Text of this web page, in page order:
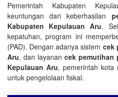
Pemerintah Kabupaten
keuntungan dari keberhasilan
Kabupaten Kepulauan Aru.
kepatuhan, program ini
(PAD). Dengan adanya sistem cek
Aru, dan layanan cek pemutihan
Kepulauan Aru, pemerintah kota
untuk pengelolaan fiskal.